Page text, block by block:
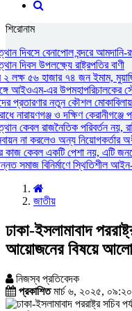
শিরোনাম
দিবসে বেনাপোল বন্দরে আমদানি-
দিবস উপলক্ষ্যে রাষ্ট্রপতির বাণী
লক্ষ ৫৬ হাজার ৭৪ জন ইমাম,
সঙ্গে আইওএম-এর উপমহাপরিচালকের
প্রতারণার নতুন কৌশল মোকাবিলায়
নারায়ণগঞ্জ ও দক্ষিণ
কেবল রাজনৈতিক পরিবর্তন নয়,
না করলেও অন্য নিয়োগকর্তার
কাজ কেবল একটি পেশা নয়, এটি
সমাজ বিনির্মাণে স্থিতিশীল আইন-
জাতীয়
ঢাকা-ইসলামাবাদ
আয়োজনের বিষয়ে
নিজস্ব প্রতিবেদক
প্রকাশিতমার্চ ৬, ২০২৫, ০৯:২০